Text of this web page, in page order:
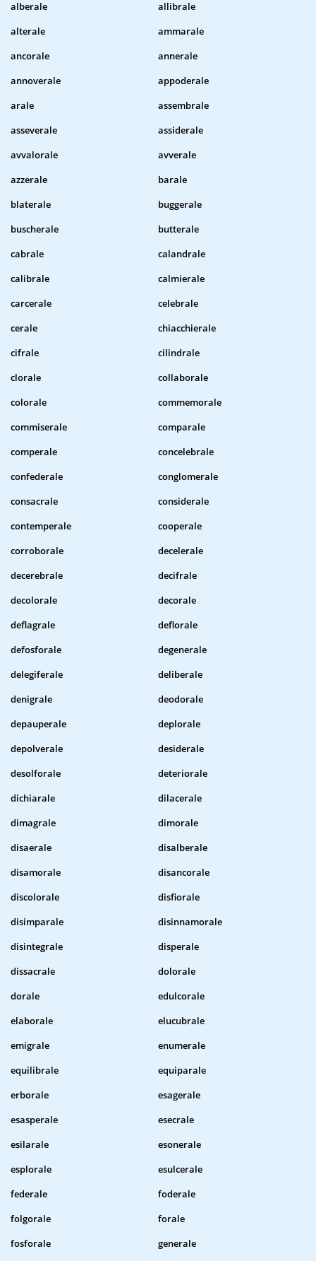
alberale
allibrale
alterale
ammarale
ancorale
annerale
annoverale
appoderale
arale
assembrale
asseverale
assiderale
avvalorale
avverale
azzerale
barale
blaterale
buggerale
buscherale
butterale
cabrale
calandrale
calibrale
calmierale
carcerale
celebrale
cerale
chiacchierale
cifrale
cilindrale
clorale
collaborale
colorale
commemorale
commiserale
comparale
comperale
concelebrale
confederale
conglomerale
consacrale
considerale
contemperale
cooperale
corroborale
decelerale
decerebrale
decifrale
decolorale
decorale
deflagrale
deflorale
defosforale
degenerale
delegiferale
deliberale
denigrale
deodorale
depauperale
deplorale
depolverale
desiderale
desolforale
deteriorale
dichiarale
dilacerale
dimagrale
dimorale
disaerale
disalberale
disamorale
disancorale
discolorale
disfiorale
disimparale
disinnamorale
disintegrale
disperale
dissacrale
dolorale
dorale
edulcorale
elaborale
elucubrale
emigrale
enumerale
equilibrale
equiparale
erborale
esagerale
esasperale
esecrale
esilarale
esonerale
esplorale
esulcerale
federale
foderale
folgorale
forale
fosforale
generale